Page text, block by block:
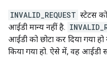
INVALID_REQUEST स्टेटस
आईडी मान्य नहीं है.
आईडी को छोटा कर दिया गया
किया गया हो. ऐसे में, वह आईडी